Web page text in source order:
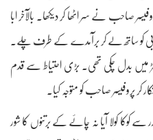
صاحب نے سر اٹھا کر دیکھا۔ بالآخر ابا
بی کو ساتھ لے کر برآمدے کے طرف چلے۔
میں بدل چکی تھی۔ بڑی احتیاط سے قدم
پروفیسر صاحب کو متوجہ کیا۔
سے کوکا کولا آیا نہ چائے کے برتنوں کا شور